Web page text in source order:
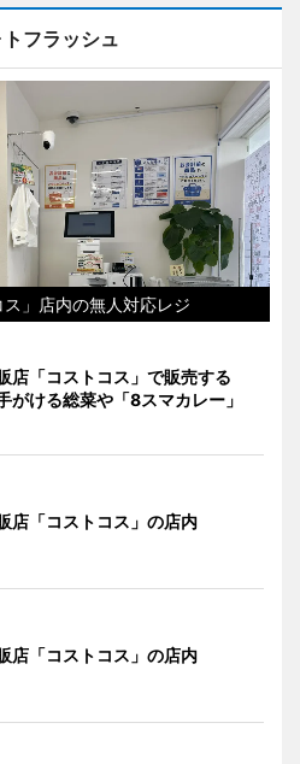
フラッシュ
」店内の無人対応レジ
店「コストコス」で販売する
がける総菜や「8スマカレー」
店「コストコス」の店内
店「コストコス」の店内